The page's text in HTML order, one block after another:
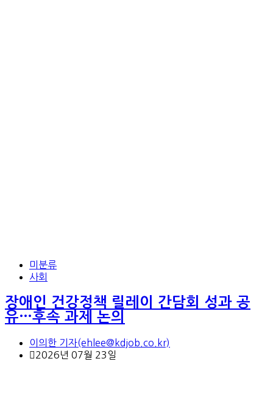
미분류
사회
장애인 건강정책 릴레이 간담회 성과 공
유…후속 과제 논의
이의한 기자(ehlee@kdjob.co.kr)
2026년 07월 23일